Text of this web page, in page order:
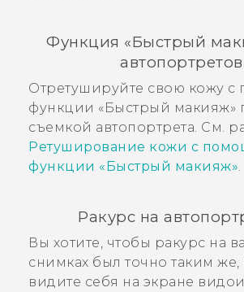
Функция «Быстрый
автопортретов
Отретушируйте свою кожу
функции «Быстрый макияж»
съемкой автопортрета. См.
Ретуширование кожи с
функции «Быстрый макияж».
Ракурс на
Вы хотите, чтобы ракурс на
снимках был точно таким же,
видите себя на экране